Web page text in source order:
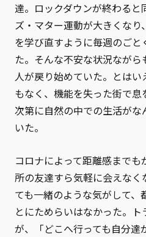
達。ロックダウンが終わる
ズ・マター運動が大きくなり
を学び直すように毎週のご
た。そんな不安な状況なが
人が戻り始めていた。とは
もなく、機能を失った街で息
次第に自然の中での生活がな
いた。
コロナによって距離感まで
所の友達すら気軽に会えな
ても一緒のような気がして、
とにためらいはなかった。
が、「どこへ行っても自分達